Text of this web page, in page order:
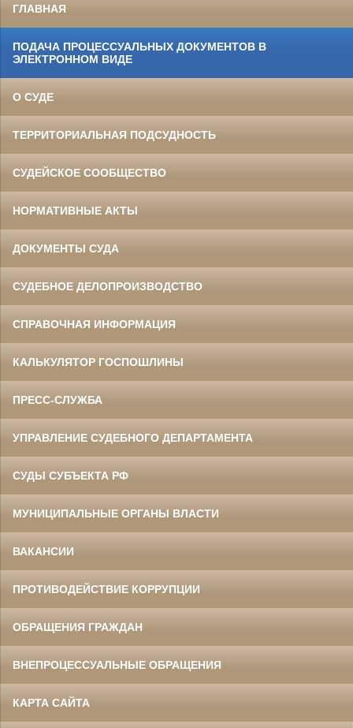
ГЛАВНАЯ
ПОДАЧА ПРОЦЕССУАЛЬНЫХ ДОКУМЕНТОВ В
ЭЛЕКТРОННОМ ВИДЕ
О СУДЕ
ТЕРРИТОРИАЛЬНАЯ ПОДСУДНОСТЬ
СУДЕЙСКОЕ СООБЩЕСТВО
НОРМАТИВНЫЕ АКТЫ
ДОКУМЕНТЫ СУДА
СУДЕБНОЕ ДЕЛОПРОИЗВОДСТВО
СПРАВОЧНАЯ ИНФОРМАЦИЯ
КАЛЬКУЛЯТОР ГОСПОШЛИНЫ
ПРЕСС-СЛУЖБА
УПРАВЛЕНИЕ СУДЕБНОГО ДЕПАРТАМЕНТА
СУДЫ СУБЪЕКТА РФ
МУНИЦИПАЛЬНЫЕ ОРГАНЫ ВЛАСТИ
ВАКАНСИИ
ПРОТИВОДЕЙСТВИЕ КОРРУПЦИИ
ОБРАЩЕНИЯ ГРАЖДАН
ВНЕПРОЦЕССУАЛЬНЫЕ ОБРАЩЕНИЯ
КАРТА САЙТА